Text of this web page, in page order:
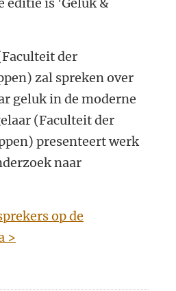
der
zal spreken over
geluk in de moderne
(Faculteit der
presenteert werk
naar
op de
>